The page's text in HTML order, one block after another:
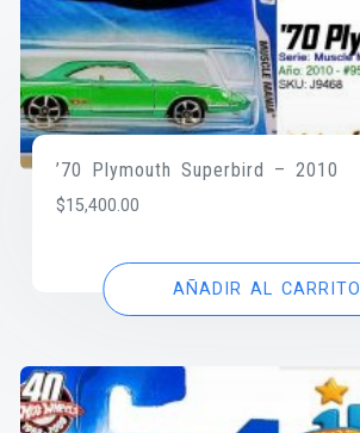
’70 Plymouth Superbird – 2010
$15,400.00
AÑADIR AL CARRITO